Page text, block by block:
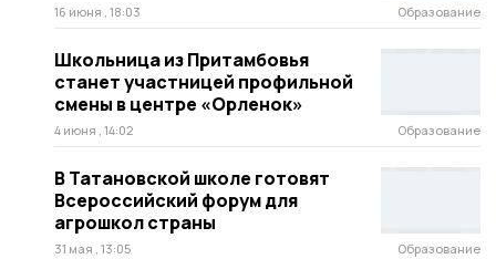
16 июня , 18:03 Образование
Школьница из Притамбовья
станет участницей профильной
смены в центре «Орленок»
4 июня , 14:02 Образование
В Татановской школе готовят
Всероссийский форум для
агрошкол страны
31 мая , 13:05 Образование